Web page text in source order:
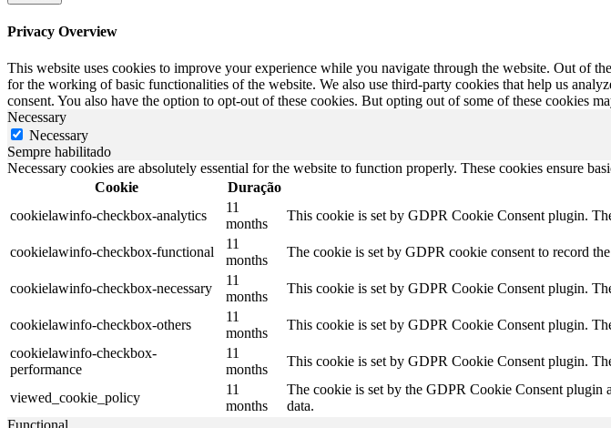
Privacy Overview
This website uses cookies to improve your experience while you navigate through the website. Out of
for the working of basic functionalities of the website. We also use third-party cookies that help us
consent. You also have the option to opt-out of these cookies. But opting out of some of these cookies
Necessary
Necessary
Sempre habilitado
Necessary cookies are absolutely essential for the website to function properly. These cookies ensure
Cookie
Duração
cookielawinfo-checkbox-analytics
11
months
This cookie is set by GDPR Cookie Consent plugin.
cookielawinfo-checkbox-functional
11
months
The cookie is set by GDPR cookie consent to record
cookielawinfo-checkbox-necessary
11
months
This cookie is set by GDPR Cookie Consent plugin.
cookielawinfo-checkbox-others
11
months
This cookie is set by GDPR Cookie Consent plugin.
cookielawinfo-checkbox-
performance
11
months
This cookie is set by GDPR Cookie Consent plugin.
viewed_cookie_policy
11
months
The cookie is set by the GDPR Cookie Consent plugin
data.
Functional